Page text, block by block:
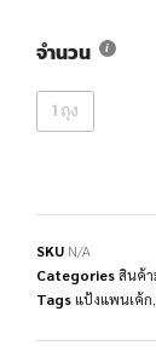
จำนวน
1 ถุง
SKU N/A
Categoriesสินค้า
Tags แป้งแพนเค้ก